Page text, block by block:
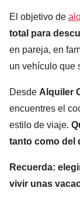
El objetivo de
total para
en pareja, en
un vehículo que
Desde Alquiler
encuentres el
estilo de viaje.
tanto como del
Recuerda:
vivir unas